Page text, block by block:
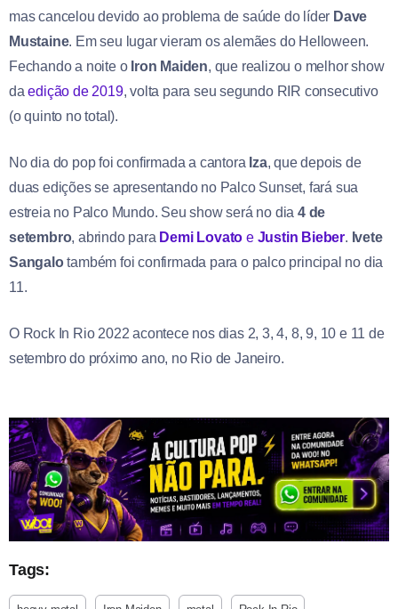
mas cancelou devido ao problema de saúde do líder Dave
Mustaine. Em seu lugar vieram os alemães do Helloween.
Fechando a noite o Iron Maiden, que realizou o melhor show
daedição de 2019, volta para seu segundo RIR consecutivo
(o quinto no total).
No dia do pop foi confirmada a cantora Iza, que depois de
duas edições se apresentando no Palco Sunset, fará sua
estreia no Palco Mundo. Seu show será no dia 4 de
setembro, abrindo para Demi Lovato e Justin Bieber. Ivete
Sangalotambém foi confirmada para o palco principal no dia
11.
O Rock In Rio 2022 acontece nos dias 2, 3, 4, 8, 9, 10 e 11 de
setembro do próximo ano, no Rio de Janeiro.
Tags: